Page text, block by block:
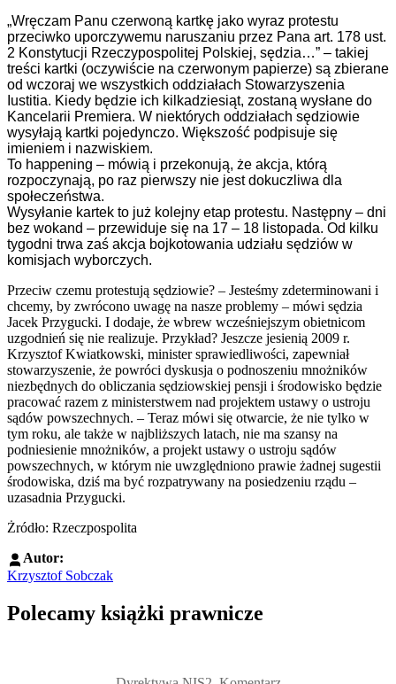
„Wręczam Panu czerwoną kartkę jako wyraz protestu
przeciwko uporczywemu naruszaniu przez Pana art. 178 ust.
2 Konstytucji Rzeczypospolitej Polskiej, sędzia…” – takiej
treści kartki (oczywiście na czerwonym papierze) są zbierane
od wczoraj we wszystkich oddziałach Stowarzyszenia
Iustitia. Kiedy będzie ich kilkadziesiąt, zostaną wysłane do
Kancelarii Premiera. W niektórych oddziałach sędziowie
wysyłają kartki pojedynczo. Większość podpisuje się
imieniem i nazwiskiem.
To happening – mówią i przekonują, że akcja, którą
rozpoczynają, po raz pierwszy nie jest dokuczliwa dla
społeczeństwa.
Wysyłanie kartek to już kolejny etap protestu. Następny – dni
bez wokand – przewiduje się na 17 – 18 listopada. Od kilku
tygodni trwa zaś akcja bojkotowania udziału sędziów w
komisjach wyborczych.
Przeciw czemu protestują sędziowie? – Jesteśmy zdeterminowani i
chcemy, by zwrócono uwagę na nasze problemy – mówi sędzia
Jacek Przygucki. I dodaje, że wbrew wcześniejszym obietnicom
uzgodnień się nie realizuje. Przykład? Jeszcze jesienią 2009 r.
Krzysztof Kwiatkowski, minister sprawiedliwości, zapewniał
stowarzyszenie, że powróci dyskusja o podnoszeniu mnożników
niezbędnych do obliczania sędziowskiej pensji i środowisko będzie
pracować razem z ministerstwem nad projektem ustawy o ustroju
sądów powszechnych. – Teraz mówi się otwarcie, że nie tylko w
tym roku, ale także w najbliższych latach, nie ma szansy na
podniesienie mnożników, a projekt ustawy o ustroju sądów
powszechnych, w którym nie uwzględniono prawie żadnej sugestii
środowiska, dziś ma być rozpatrywany na posiedzeniu rządu –
uzasadnia Przygucki.
Żródło: Rzeczpospolita
Autor:
Krzysztof Sobczak
Polecamy książki prawnicze